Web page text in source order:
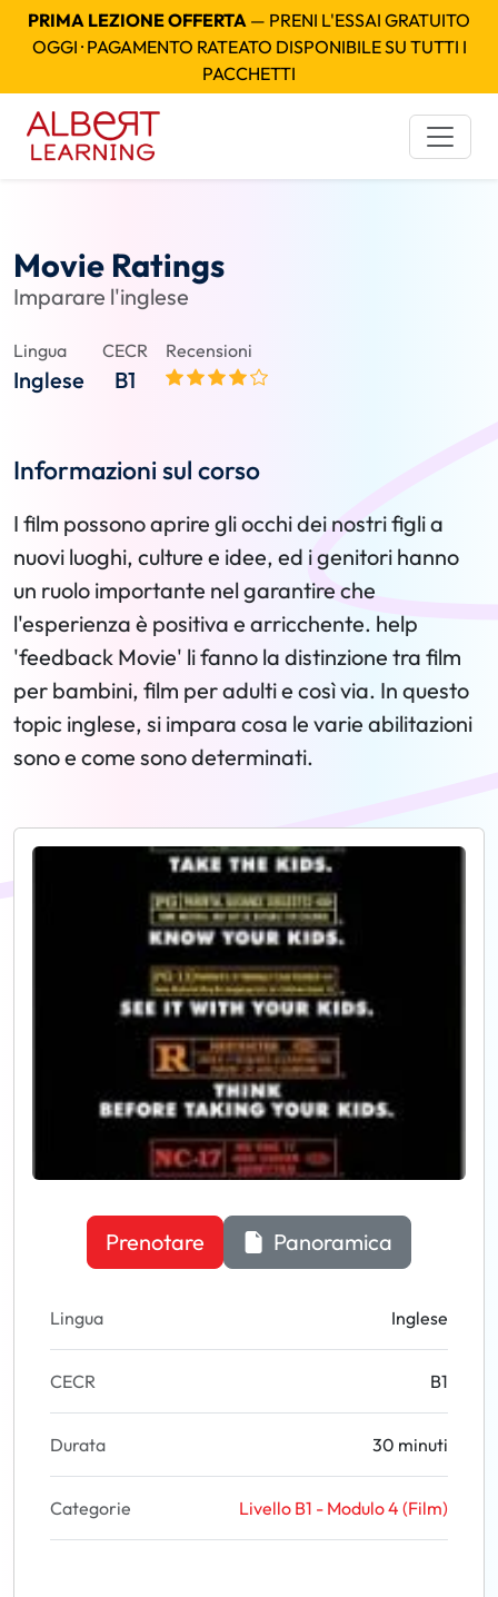
PRIMA LEZIONE OFFERTA — PRENI L'ESSAI GRATUITO
OGGI · PAGAMENTO RATEATO DISPONIBILE SU TUTTI I
PACCHETTI
Movie Ratings
Imparare l'inglese
Lingua
Inglese
CECR
B1
Recensioni
Informazioni sul corso
I film possono aprire gli occhi dei nostri figli a
nuovi luoghi, culture e idee, ed i genitori hanno
un ruolo importante nel garantire che
l'esperienza è positiva e arricchente. help
'feedback Movie' li fanno la distinzione tra film
per bambini, film per adulti e così via. In questo
topic inglese, si impara cosa le varie abilitazioni
sono e come sono determinati.
Prenotare Panoramica
Lingua Inglese
CECR B1
Durata 30 minuti
Categorie Livello B1 - Modulo 4 (Film)